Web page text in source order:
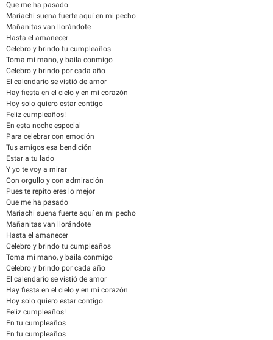
Que me ha pasado
Mariachi suena fuerte aquí en mi pecho
Mañanitas van llorándote
Hasta el amanecer
Celebro y brindo tu cumpleaños
Toma mi mano, y baila conmigo
Celebro y brindo por cada año
El calendario se vistió de amor
Hay fiesta en el cielo y en mi corazón
Hoy solo quiero estar contigo
Feliz cumpleaños!
En esta noche especial
Para celebrar con emoción
Tus amigos esa bendición
Estar a tu lado
Y yo te voy a mirar
Con orgullo y con admiración
Pues te repito eres lo mejor
Que me ha pasado
Mariachi suena fuerte aquí en mi pecho
Mañanitas van llorándote
Hasta el amanecer
Celebro y brindo tu cumpleaños
Toma mi mano, y baila conmigo
Celebro y brindo por cada año
El calendario se vistió de amor
Hay fiesta en el cielo y en mi corazón
Hoy solo quiero estar contigo
Feliz cumpleaños!
En tu cumpleaños
En tu cumpleaños